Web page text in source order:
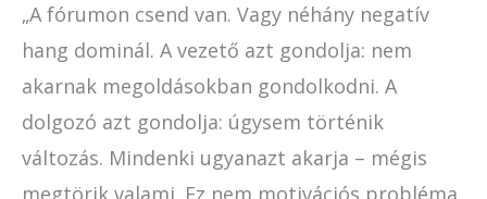
„A fórumon csend van. Vagy néhány negatív
hang dominál. A vezető azt gondolja: nem
akarnak megoldásokban gondolkodni. A
dolgozó azt gondolja: úgysem történik
változás. Mindenki ugyanazt akarja – mégis